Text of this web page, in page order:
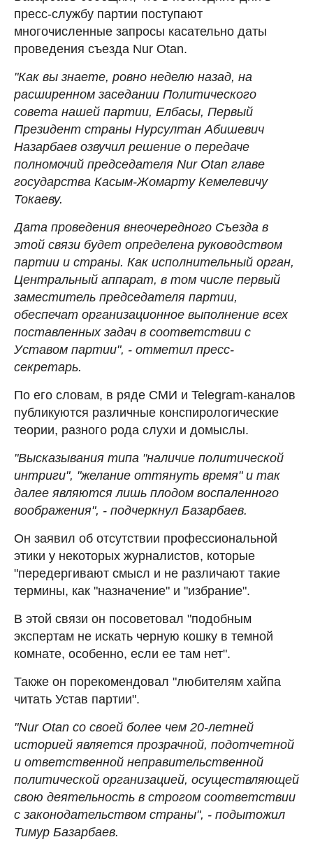
пресс-службу партии поступают
многочисленные запросы касательно даты
проведения съезда Nur Otan.
"Как вы знаете, ровно неделю назад, на
расширенном заседании Политического
совета нашей партии, Елбасы, Первый
Президент страны Нурсултан Абишевич
Назарбаев озвучил решение о передаче
полномочий председателя Nur Otan главе
государства Касым-Жомарту Кемелевичу
Токаеву.
Дата проведения внеочередного Съезда в
этой связи будет определена руководством
партии и страны. Как исполнительный орган,
Центральный аппарат, в том числе первый
заместитель председателя партии,
обеспечат организационное выполнение всех
поставленных задач в соответствии с
Уставом партии", - отметил пресс-
секретарь.
По его словам, в ряде СМИ и Telegram-каналов
публикуются различные конспирологические
теории, разного рода слухи и домыслы.
"Высказывания типа "наличие политической
интриги", "желание оттянуть время" и так
далее являются лишь плодом воспаленного
воображения", - подчеркнул Базарбаев.
Он заявил об отсутствии профессиональной
этики у некоторых журналистов, которые
"передергивают смысл и не различают такие
термины, как "назначение" и "избрание".
В этой связи он посоветовал "подобным
экспертам не искать черную кошку в темной
комнате, особенно, если ее там нет".
Также он порекомендовал "любителям хайпа
читать Устав партии".
"Nur Otan со своей более чем 20-летней
историей является прозрачной, подотчетной
и ответственной неправительственной
политической организацией, осуществляющей
свою деятельность в строгом соответствии
с законодательством страны", - подытожил
Тимур Базарбаев.